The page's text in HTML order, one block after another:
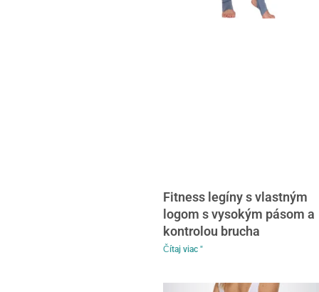
Fitness legíny s vlastným
logom s vysokým pásom a
kontrolou brucha
Čítaj viac "